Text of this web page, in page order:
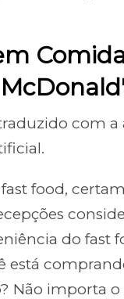
com a
food,
do fast
está
Não importa